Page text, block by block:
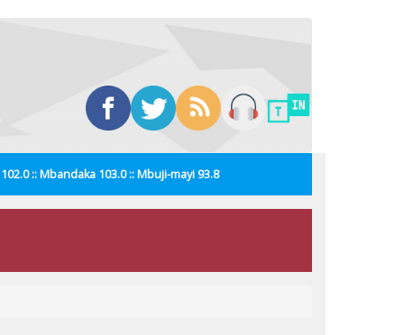
:: Mbandaka 103.0 :: Mbuji-mayi 93.8